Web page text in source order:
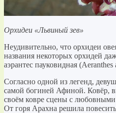
Орхидеи «Львиный зев»
Неудивительно, что орхидеи
названия некоторых орхидей
аэрантес пауковидная (Aeranthes
Согласно одной из легенд,
самой богиней Афиной. Ковёр,
своём ковре сцены с
От горя Арахна решила